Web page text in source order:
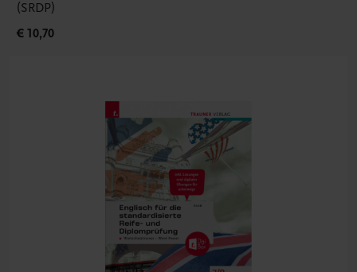
(SRDP)
€ 10,70